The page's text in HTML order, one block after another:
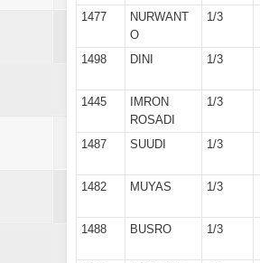
1477
NURWANT
O
1/3
1498
DINI 1/3
1445
IMRON
ROSADI
1/3
1487
SUUDI 1/3
1482
MUYAS 1/3
1488
BUSRO 1/3